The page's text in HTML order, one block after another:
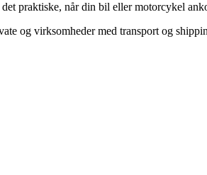
det praktiske, når din bil eller motorcykel
og virksomheder med transport og